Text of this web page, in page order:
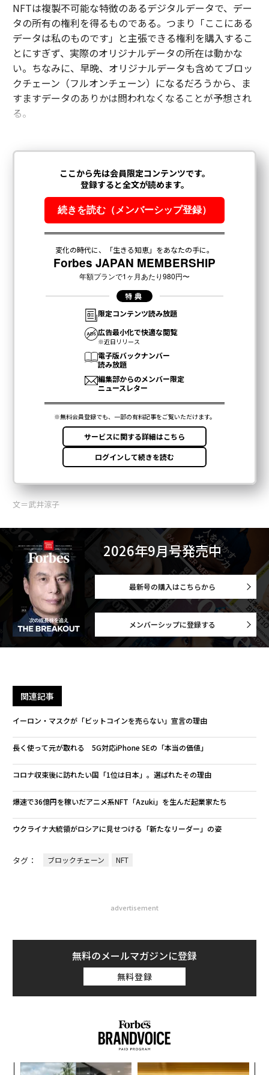
NFTは複製不可能な特徴のあるデジタルデータで、デー
タの所有の権利を得るものである。つまり「ここにある
データは私のものです」と主張できる権利を購入するこ
とにすぎず、実際のオリジナルデータの所在は動かな
い。ちなみに、早晩、オリジナルデータも含めてブロッ
クチェーン（フルオンチェーン）になるだろうから、ま
すますデータのありかは問われなくなることが予想され
る。
文＝武井涼子
2026年9月号発売中
最新号の購入はこちらから
メンバーシップに登録する
関連記事
イーロン・マスクが「ビットコインを売らない」宣言の理由
長く使って元が取れる 5G対応iPhone SEの「本当の価値」
コロナ収束後に訪れたい国「1位は日本」。選ばれたその理由
爆速で36億円を稼いだアニメ系NFT「Azuki」を生んだ起業家たち
ウクライナ大統領がロシアに見せつける「新たなリーダー」の姿
タグ： ブロックチェーン NFT
advertisement
無料のメールマガジンに登録
無料登録